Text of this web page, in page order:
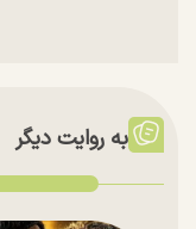
به روایت دیگر